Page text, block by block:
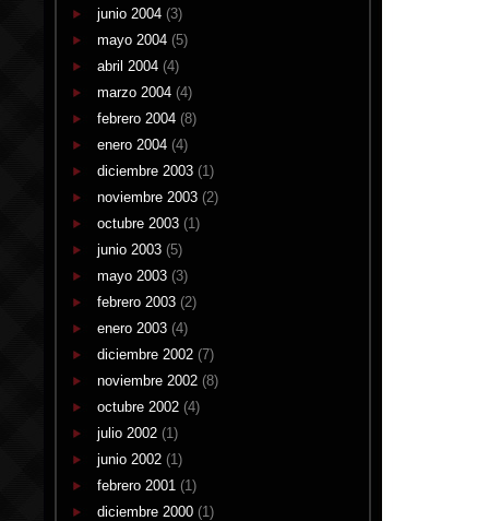
junio 2004 (3)
mayo 2004 (5)
abril 2004 (4)
marzo 2004 (4)
febrero 2004 (8)
enero 2004 (4)
diciembre 2003 (1)
noviembre 2003 (2)
octubre 2003 (1)
junio 2003 (5)
mayo 2003 (3)
febrero 2003 (2)
enero 2003 (4)
diciembre 2002 (7)
noviembre 2002 (8)
octubre 2002 (4)
julio 2002 (1)
junio 2002 (1)
febrero 2001 (1)
diciembre 2000 (1)